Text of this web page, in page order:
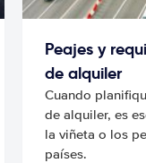
Peajes y
de alquiler
Cuando
de alquiler, es
la viñeta o los
países.